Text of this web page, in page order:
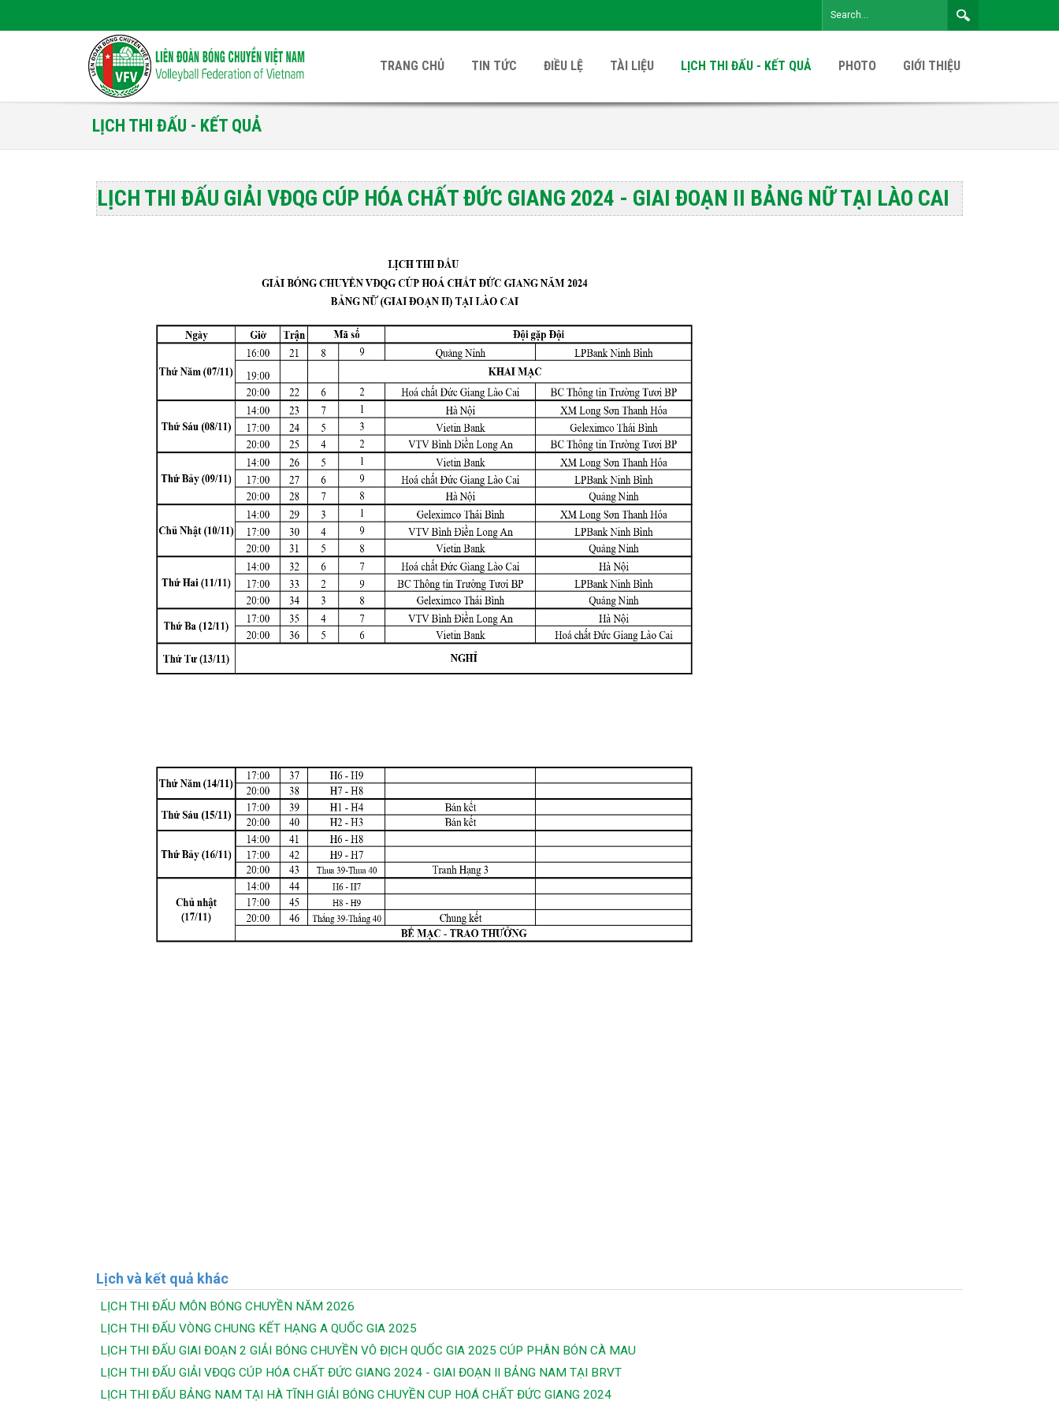
TRANG CHỦ TIN TỨC ĐIỀU LỆ TÀI LIỆU LỊCH THI ĐẤU - KẾT QUẢ PHOTO GIỚI THIỆU
LỊCH THI ĐẤU - KẾT QUẢ
LỊCH THI ĐẤU GIẢI VĐQG CÚP HÓA CHẤT ĐỨC GIANG 2024 - GIAI ĐOẠN II BẢNG NỮ TẠI LÀO CAI
Lịch và kết quả khác
LỊCH THI ĐẤU MÔN BÓNG CHUYỀN NĂM 2026
LỊCH THI ĐẤU VÒNG CHUNG KẾT HẠNG A QUỐC GIA 2025
LỊCH THI ĐẤU GIAI ĐOẠN 2 GIẢI BÓNG CHUYỀN VÔ ĐỊCH QUỐC GIA 2025 CÚP PHÂN BÓN CÀ MAU
LỊCH THI ĐẤU GIẢI VĐQG CÚP HÓA CHẤT ĐỨC GIANG 2024 - GIAI ĐOẠN II BẢNG NAM TẠI BRVT
LỊCH THI ĐẤU BẢNG NAM TẠI HÀ TĨNH GIẢI BÓNG CHUYỀN CUP HOÁ CHẤT ĐỨC GIANG 2024